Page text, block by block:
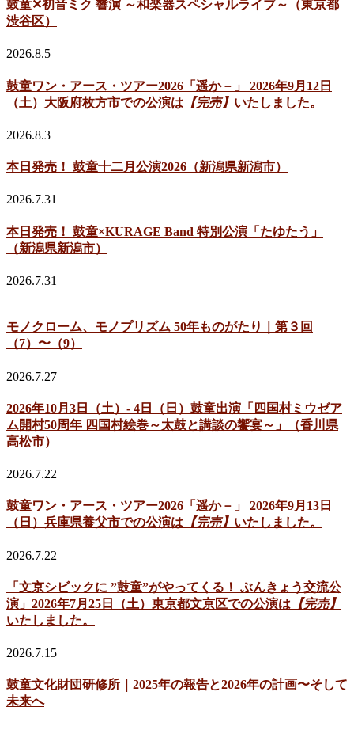
鼓童✕初音ミク 響演 ～和楽器スペシャルライブ～（東京都
渋谷区）
2026.8.5
鼓童ワン・アース・ツアー2026「遥か－」 2026年9月12日
（土）大阪府枚方市での公演は 【完売】 いたしました。
2026.8.3
本日発売！ 鼓童十二月公演2026（新潟県新潟市）
2026.7.31
本日発売！ 鼓童×KURAGE Band 特別公演「たゆたう」
（新潟県新潟市）
2026.7.31
モノクローム、モノプリズム 50年ものがたり｜第３回
（7）〜（9）
2026.7.27
2026年10月3日（土）- 4日（日）鼓童出演「四国村ミウゼア
ム開村50周年 四国村絵巻～太鼓と講談の饗宴～」（香川県
高松市）
2026.7.22
鼓童ワン・アース・ツアー2026「遥か－」 2026年9月13日
（日）兵庫県養父市での公演は 【完売】 いたしました。
2026.7.22
「文京シビックに ”鼓童”がやってくる！ ぶんきょう交流公
演」2026年7月25日（土）東京都文京区での公演は 【完売】
いたしました。
2026.7.15
鼓童文化財団研修所｜2025年の報告と2026年の計画〜そして
未来へ